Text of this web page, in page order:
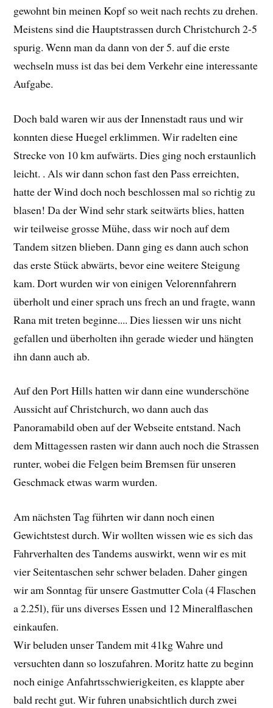
gewohnt bin meinen Kopf so weit nach rechts zu drehen.
Meistens sind die Hauptstrassen durch Christchurch 2-5
spurig. Wenn man da dann von der 5. auf die erste
wechseln muss ist das bei dem Verkehr eine interessante
Aufgabe.
Doch bald waren wir aus der Innenstadt raus und wir
konnten diese Huegel erklimmen. Wir radelten eine
Strecke von 10 km aufwärts. Dies ging noch erstaunlich
leicht. . Als wir dann schon fast den Pass erreichten,
hatte der Wind doch noch beschlossen mal so richtig zu
blasen! Da der Wind sehr stark seitwärts blies, hatten
wir teilweise grosse Mühe, dass wir noch auf dem
Tandem sitzen blieben. Dann ging es dann auch schon
das erste Stück abwärts, bevor eine weitere Steigung
kam. Dort wurden wir von einigen Velorennfahrern
überholt und einer sprach uns frech an und fragte, wann
Rana mit treten beginne.... Dies liessen wir uns nicht
gefallen und überholten ihn gerade wieder und hängten
ihn dann auch ab.
Auf den Port Hills hatten wir dann eine wunderschöne
Aussicht auf Christchurch, wo dann auch das
Panoramabild oben auf der Webseite entstand. Nach
dem Mittagessen rasten wir dann auch noch die Strassen
runter, wobei die Felgen beim Bremsen für unseren
Geschmack etwas warm wurden.
Am nächsten Tag führten wir dann noch einen
Gewichtstest durch. Wir wollten wissen wie es sich das
Fahrverhalten des Tandems auswirkt, wenn wir es mit
vier Seitentaschen sehr schwer beladen. Daher gingen
wir am Sonntag für unsere Gastmutter Cola (4 Flaschen
a 2.25l), für uns diverses Essen und 12 Mineralflaschen
einkaufen.
Wir beluden unser Tandem mit 41kg Wahre und
versuchten dann so loszufahren. Moritz hatte zu beginn
noch einige Anfahrtsschwierigkeiten, es klappte aber
bald recht gut. Wir fuhren unabsichtlich durch zwei